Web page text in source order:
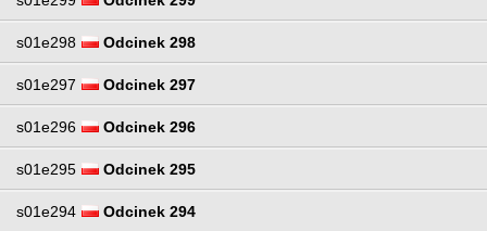
s01e298 Odcinek 298
s01e297 Odcinek 297
s01e296 Odcinek 296
s01e295 Odcinek 295
s01e294 Odcinek 294